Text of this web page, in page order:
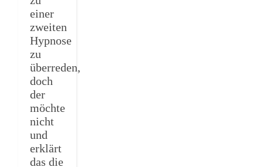
einer
zweiten
Hypnose
zu
überreden,
doch
der
möchte
nicht
und
erklärt
das die